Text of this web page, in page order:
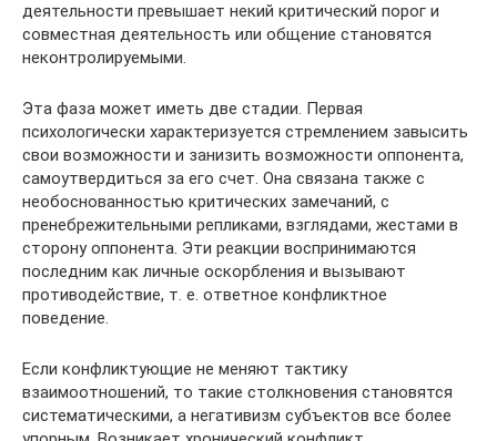
деятельности превышает некий критический порог и
совместная деятельность или общение становятся
неконтролируемыми.
Эта фаза может иметь две стадии. Первая
психологически характеризуется стремлением завысить
свои возможности и занизить возможности оппонента,
самоутвердиться за его счет. Она связана также с
необоснованностью критических замечаний, с
пренебрежительными репликами, взглядами, жестами в
сторону оппонента. Эти реакции воспринимаются
последним как личные оскорбления и вызывают
противодействие, т. е. ответное конфликтное
поведение.
Если конфликтующие не меняют тактику
взаимоотношений, то такие столкновения становятся
систематическими, а негативизм субъектов все более